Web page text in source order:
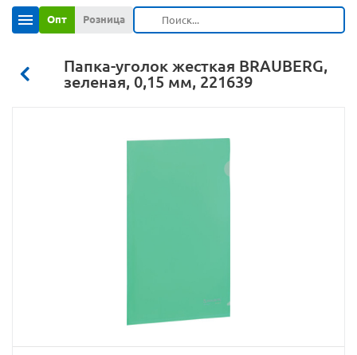
Опт Розница
Папка-уголок жесткая BRAUBERG,
зеленая, 0,15 мм, 221639